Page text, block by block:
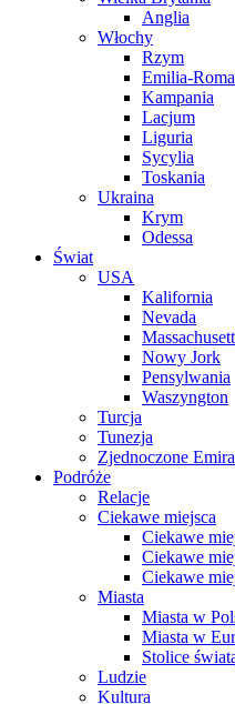
Anglia
Włochy
Rzym
Emilia-
Kampania
Lacjum
Liguria
Sycylia
Toskania
Ukraina
Krym
Odessa
Świat
USA
Kalifornia
Nevada
Nowy Jork
Pensylwania
Waszyngton
Turcja
Tunezja
Zjednoczone
Podróże
Relacje
Ciekawe miejsca
Ciekawe
Ciekawe
Ciekawe
Miasta
Miasta w
Miasta w
Stolice
Ludzie
Kultura